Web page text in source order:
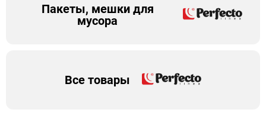
Пакеты, мешки для
мусора
Все товары